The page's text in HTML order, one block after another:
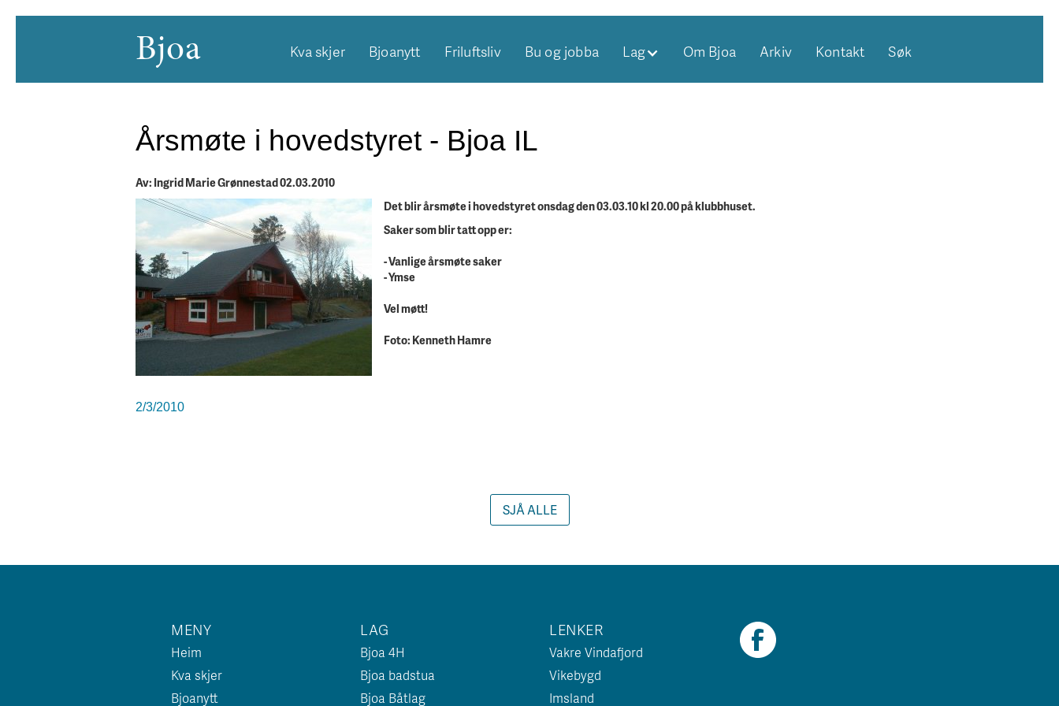
Bjoa Kva skjer Bjoanytt Friluftsliv Bu og jobba Lag Om Bjoa Arkiv Kontakt Søk
Årsmøte i hovedstyret - Bjoa IL
Av: Ingrid Marie Grønnestad 02.03.2010
Det blir årsmøte i hovedstyret onsdag den 03.03.10 kl 20.00 på klubbhuset.
Saker som blir tatt opp er:
- Vanlige årsmøte saker
- Ymse
Vel møtt!
Foto: Kenneth Hamre
2/3/2010
SJÅ ALLE
MENY
Heim
Kva skjer
Bjoanytt
LAG
Bjoa 4H
Bjoa badstua
Bjoa Båtlag
LENKER
Vakre Vindafjord
Vikebygd
Imsland